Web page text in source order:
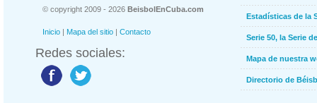
© copyright 2009 - 2026 BeisbolEnCuba.com
Inicio | Mapa del sitio | Contacto
Redes sociales:
Estadísticas de la
Serie 50, la Serie
Mapa de nuestra
Directorio de